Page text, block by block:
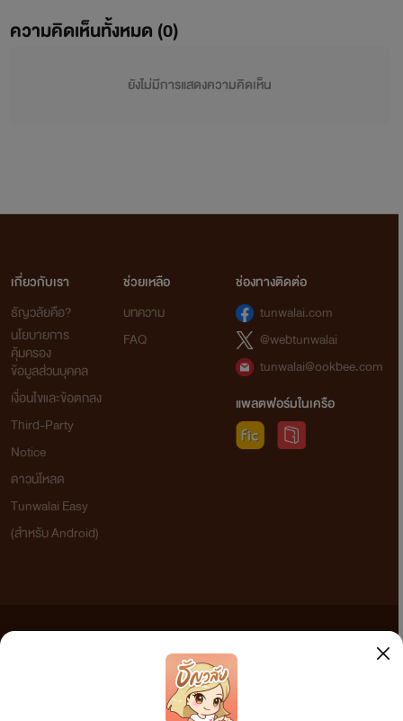
ความคิดเห็นทั้งหมด (0)
ยังไม่มีการแสดงความคิดเห็น
เกี่ยวกับเรา
ธัญวลัยคือ?
นโยบายการ
คุ้มครอง
ข้อมูลส่วนบุคคล
เงื่อนไขและข้อตกลง
Third-Party
Notice
ดาวน์โหลด
Tunwalai Easy
(สำหรับ Android)
ช่วยเหลือ
บทความ
FAQ
ช่องทางติดต่อ
tunwalai.com
@webtunwalai
tunwalai@ookbee.com
แพลตฟอร์มในเครือ
เว็บไซต์แห่งนี้ไม่ได้เห็นด้วยและไม่ขอรับผิดชอบต่อข้อความใดๆ ทั้งสิ้น ดังนั้นผู้อ่านทุกท่านโปรดใช้
วิจารณญาณในการกลั่นกรองด้วยตนเอง และหากท่านพบข้อความใดๆ ที่ขัดต่อกฎหมายและศีลธรรม
กรุณาแจ้งมาที่ tunwalai@ookbee.com เพื่อทีมงานจะได้ดำเนินการในทันที ทั้งนี้ ทางเว็บไซต์ขอสงวน